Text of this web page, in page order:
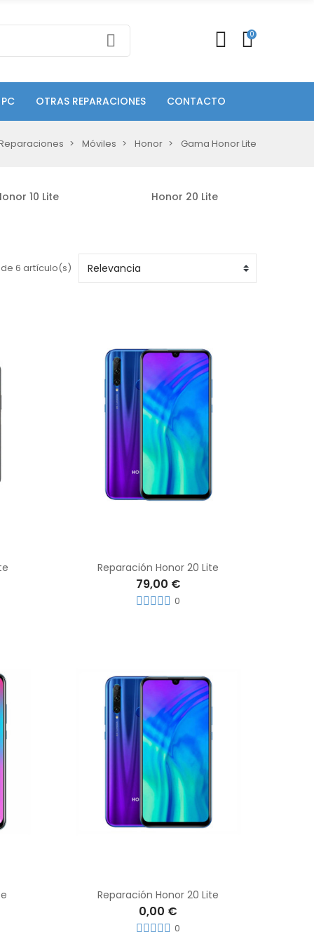
0
OTRAS REPARACIONES CONTACTO
Móviles Honor Gama Honor Lite
10 Lite Honor 20 Lite
6 artículo(s)
Reparación Honor 20 Lite
79,00 €
0
Reparación Honor 20 Lite
0,00 €
0